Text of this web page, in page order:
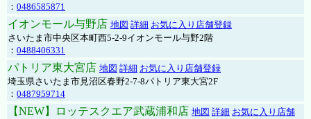
： 0486585871
イオンモール与野店 地図 詳細 お気に入り店舗登録
さいたま市中央区本町西5-2-9イオンモール与野2階
： 0488406331
パトリア東大宮店 地図 詳細 お気に入り店舗登録
埼玉県さいたま市見沼区春野2-7-8パトリア東大宮2F
： 0487959714
【NEW】ロッテスクエア武蔵浦和店 地図 詳細 お気に入り店舗